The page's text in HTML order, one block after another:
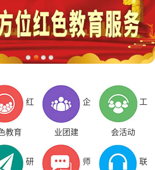
红
教育
企
业团建
工
会活动
研 师 联